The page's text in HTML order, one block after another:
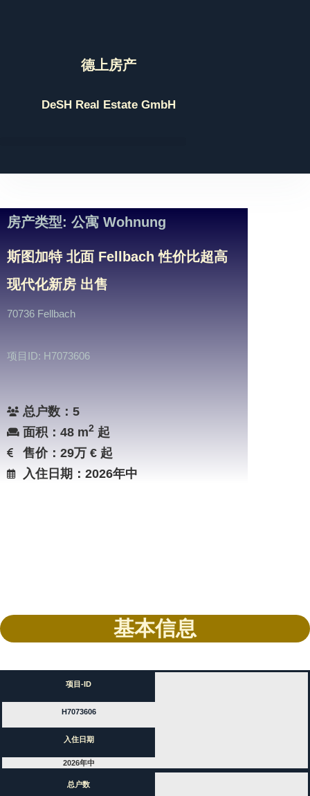
德上房产
DeSH Real Estate GmbH
房产类型: 公寓 Wohnung
斯图加特 北面 Fellbach 性价比超高
现代化新房 出售
70736 Fellbach
项目ID: H7073606
总户数：5
面积：48 m2起
售价：29万 € 起
入住日期：2026年中
基本信息
项目-ID
H7073606
入住日期
2026年中
总户数